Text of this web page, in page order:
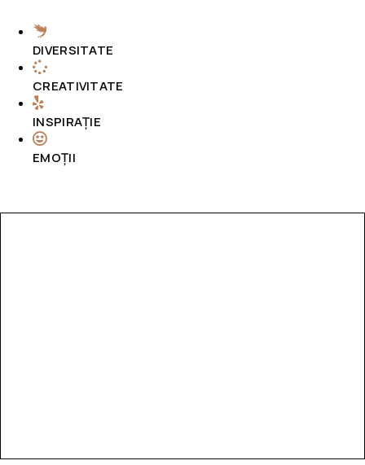
DIVERSITATE
CREATIVITATE
INSPIRAȚIE
EMOȚII